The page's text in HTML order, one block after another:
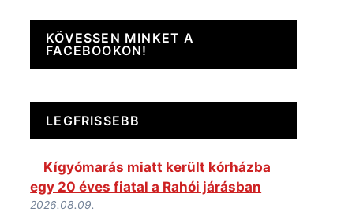
KÖVESSEN MINKET A
FACEBOOKON!
LEGFRISSEBB
Kígyómarás miatt került kórházba
egy 20 éves fiatal a Rahói járásban
2026.08.09.